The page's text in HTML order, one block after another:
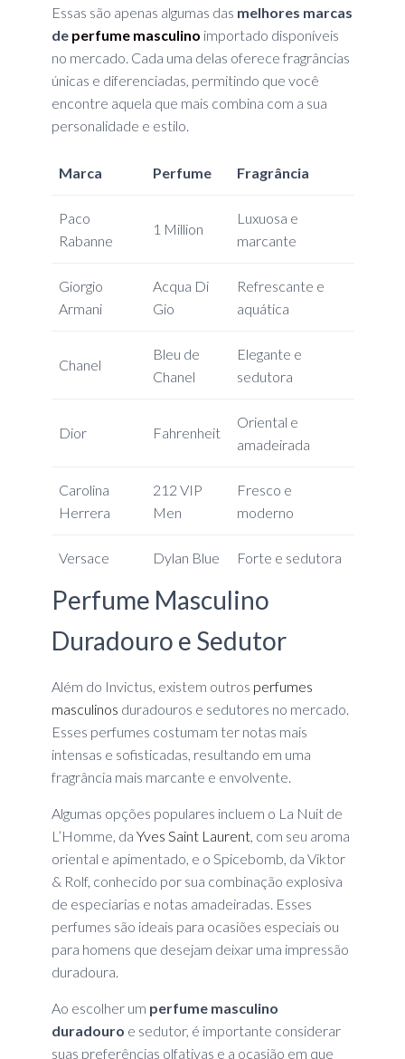
Essas são apenas algumas das melhores marcas
de perfume masculino importado disponíveis
no mercado. Cada uma delas oferece fragrâncias
únicas e diferenciadas, permitindo que você
encontre aquela que mais combina com a sua
personalidade e estilo.
Marca Perfume Fragrância
Paco
Rabanne
1 Million
Luxuosa e
marcante
Giorgio
Armani
Acqua Di
Gio
Refrescante e
aquática
Chanel
Bleu de
Chanel
Elegante e
sedutora
Dior Fahrenheit
Oriental e
amadeirada
Carolina
Herrera
212 VIP
Men
Fresco e
moderno
Versace Dylan Blue Forte e sedutora
Perfume Masculino
Duradouro e Sedutor
Além do Invictus, existem outros perfumes
masculinos duradouros e sedutores no mercado.
Esses perfumes costumam ter notas mais
intensas e sofisticadas, resultando em uma
fragrância mais marcante e envolvente.
Algumas opções populares incluem o La Nuit de
L’Homme, da Yves Saint Laurent, com seu aroma
oriental e apimentado, e o Spicebomb, da Viktor
& Rolf, conhecido por sua combinação explosiva
de especiarias e notas amadeiradas. Esses
perfumes são ideais para ocasiões especiais ou
para homens que desejam deixar uma impressão
duradoura.
Ao escolher um perfume masculino
duradouro e sedutor, é importante considerar
suas preferências olfativas e a ocasião em que